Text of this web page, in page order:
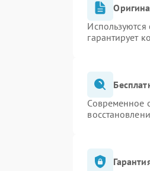
гарантирует
Современное